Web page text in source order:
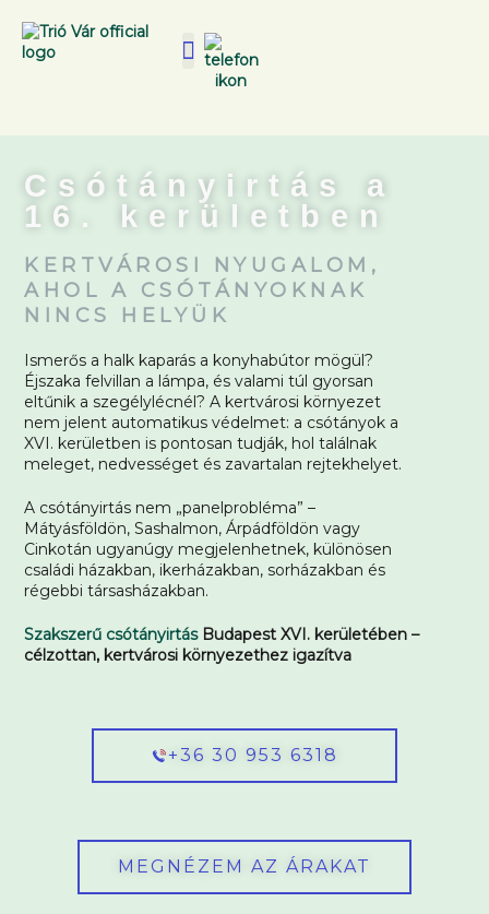
Csótányirtás a
16. kerületben
KERTVÁROSI NYUGALOM,
AHOL A CSÓTÁNYOKNAK
NINCS HELYÜK
Ismerős a halk kaparás a konyhabútor mögül?
Éjszaka felvillan a lámpa, és valami túl gyorsan
eltűnik a szegélylécnél? A kertvárosi környezet
nem jelent automatikus védelmet: a csótányok a
XVI. kerületben is pontosan tudják, hol találnak
meleget, nedvességet és zavartalan rejtekhelyet.
A csótányirtás nem „panelprobléma” –
Mátyásföldön, Sashalmon, Árpádföldön vagy
Cinkotán ugyanúgy megjelenhetnek, különösen
családi házakban, ikerházakban, sorházakban és
régebbi társasházakban.
Szakszerű csótányirtásBudapest XVI. kerületében –
célzottan, kertvárosi környezethez igazítva
+36 30 953 6318
MEGNÉZEM AZ ÁRAKAT